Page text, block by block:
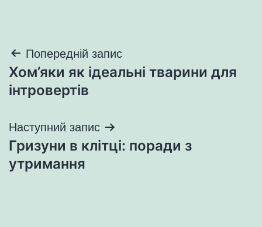
Навігація
записів
Попередній запис
Хом’яки як ідеальні тварини для
інтровертів
Наступний запис
Гризуни в клітці: поради з
утримання